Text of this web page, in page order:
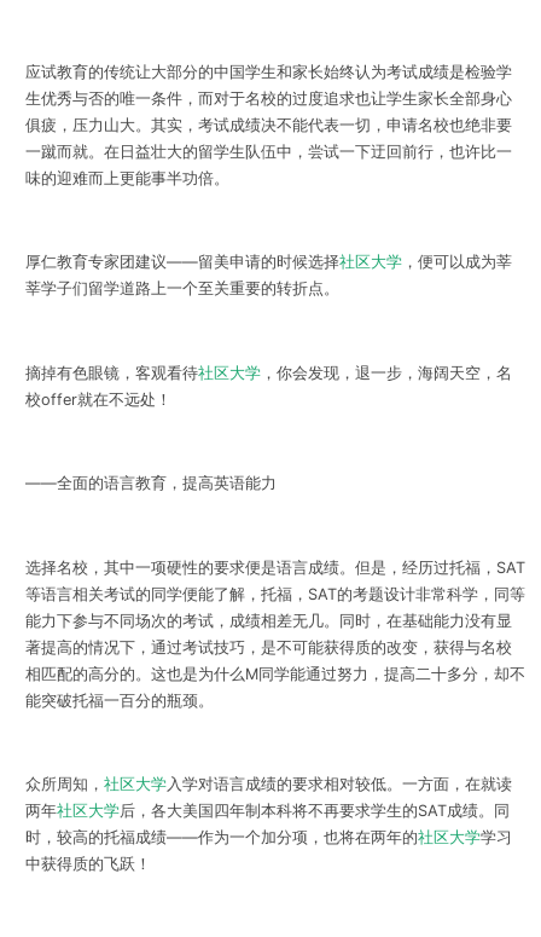
应试教育的传统让大部分的中国学生和家长始终认为考试成绩是检验学
生优秀与否的唯一条件，而对于名校的过度追求也让学生家长全部身心
俱疲，压力山大。其实，考试成绩决不能代表一切，申请名校也绝非要
一蹴而就。在日益壮大的留学生队伍中，尝试一下迂回前行，也许比一
味的迎难而上更能事半功倍。
厚仁教育专家团建议——留美申请的时候选择社区大学，便可以成为莘
莘学子们留学道路上一个至关重要的转折点。
摘掉有色眼镜，客观看待社区大学，你会发现，退一步，海阔天空，名
校offer就在不远处！
——全面的语言教育，提高英语能力
选择名校，其中一项硬性的要求便是语言成绩。但是，经历过托福，SAT
等语言相关考试的同学便能了解，托福，SAT的考题设计非常科学，同等
能力下参与不同场次的考试，成绩相差无几。同时，在基础能力没有显
著提高的情况下，通过考试技巧，是不可能获得质的改变，获得与名校
相匹配的高分的。这也是为什么M同学能通过努力，提高二十多分，却不
能突破托福一百分的瓶颈。
众所周知， 社区大学入学对语言成绩的要求相对较低。一方面，在就读
两年社区大学后，各大美国四年制本科将不再要求学生的SAT成绩。同
时，较高的托福成绩——作为一个加分项，也将在两年的社区大学学习
中获得质的飞跃！